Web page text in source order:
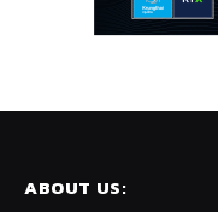
ABOUT US: